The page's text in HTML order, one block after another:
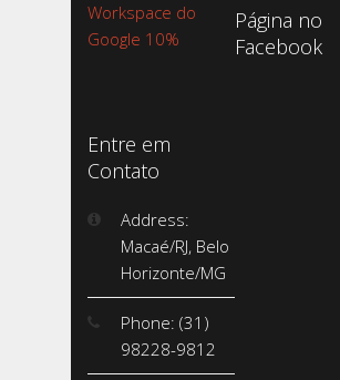
Workspace do
Google 10%
Página no
Facebook
Entre em
Contato
Address:
Macaé/RJ, Belo
Horizonte/MG
Phone: (31)
98228-9812